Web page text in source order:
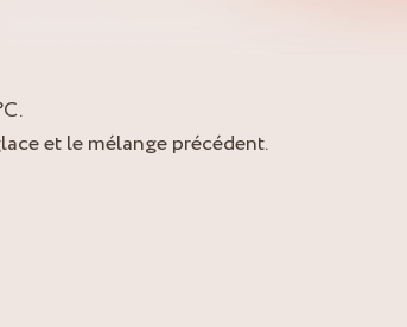
et le mélange précédent.